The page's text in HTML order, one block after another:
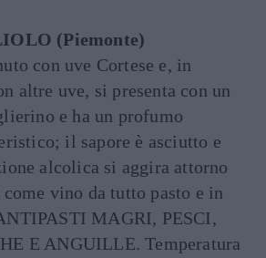
(Piemonte)
con uve Cortese e, in
altre uve, si presenta con un
e ha un profumo
il sapore è asciutto e
alcolica si aggira attorno
vino da tutto pasto e in
MAGRI, PESCI,
E ANGUILLE. Temperatura